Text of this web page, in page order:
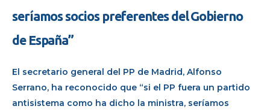
seríamos socios preferentes del Gobierno
de España”
El secretario general del PP de Madrid, Alfonso
Serrano, ha reconocido que “si el PP fuera un partido
antisistema como ha dicho la ministra, seríamos